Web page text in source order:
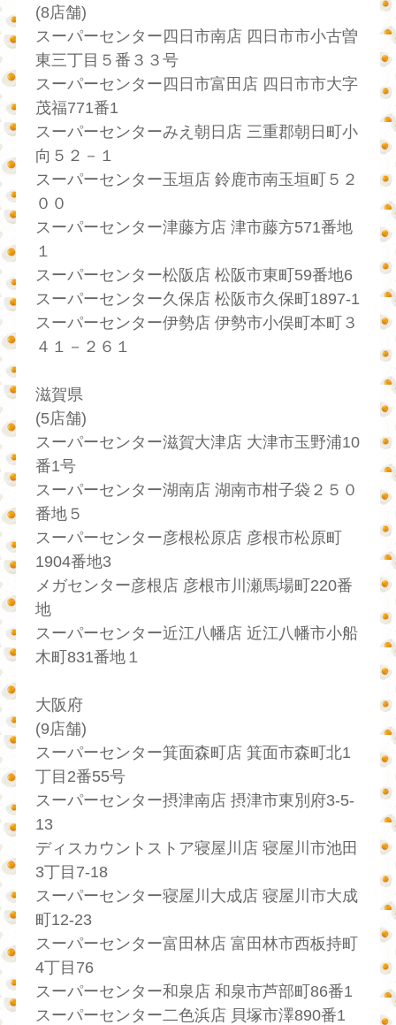
(8店舗)
スーパーセンター四日市南店 四日市市小古曽
東三丁目５番３３号
スーパーセンター四日市富田店 四日市市大字
茂福771番1
スーパーセンターみえ朝日店 三重郡朝日町小
向５２－１
スーパーセンター玉垣店 鈴鹿市南玉垣町５２
００
スーパーセンター津藤方店 津市藤方571番地
１
スーパーセンター松阪店 松阪市東町59番地6
スーパーセンター久保店 松阪市久保町1897-1
スーパーセンター伊勢店 伊勢市小俣町本町３
４１－２６１
滋賀県
(5店舗)
スーパーセンター滋賀大津店 大津市玉野浦10
番1号
スーパーセンター湖南店 湖南市柑子袋２５０
番地５
スーパーセンター彦根松原店 彦根市松原町
1904番地3
メガセンター彦根店 彦根市川瀬馬場町220番
地
スーパーセンター近江八幡店 近江八幡市小船
木町831番地１
大阪府
(9店舗)
スーパーセンター箕面森町店 箕面市森町北1
丁目2番55号
スーパーセンター摂津南店 摂津市東別府3-5-
13
ディスカウントストア寝屋川店 寝屋川市池田
3丁目7-18
スーパーセンター寝屋川大成店 寝屋川市大成
町12-23
スーパーセンター富田林店 富田林市西板持町
4丁目76
スーパーセンター和泉店 和泉市芦部町86番1
スーパーセンター二色浜店 貝塚市澤890番1